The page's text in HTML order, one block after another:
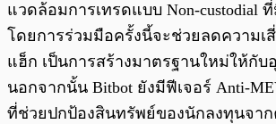
แวดล้อมการเทรดแบบ Non-custodial
โดยการร่วมมือครั้งนี้จะช่วยลดความเ
แฮ็ก เป็นการสร้างมาตรฐานใหม่ให้กับ
นอกจากนั้น Bitbot ยังมีฟีเจอร์ Anti-
ที่ช่วยปกป้องสินทรัพย์ของนักลงทุนจา